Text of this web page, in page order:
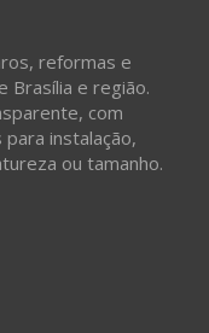
reformas e
Brasília e região.
com
instalação,
ou tamanho.